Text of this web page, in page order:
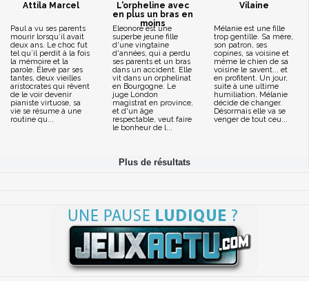
Attila Marcel
Paul a vu ses parents
mourir lorsqu’il avait
deux ans. Le choc fut
tel qu’il perdit à la fois
la mémoire et la
parole. Élevé par ses
tantes, deux vieilles
aristocrates qui rêvent
de le voir devenir
pianiste virtuose, sa
vie se résume à une
routine qu...
L'orpheline avec
en plus un bras en
moins
Eleonore est une
superbe jeune fille
d'une vingtaine
d'années, qui a perdu
ses parents et un bras
dans un accident. Elle
vit dans un orphelinat
en Bourgogne. Le
juge London
magistrat en province,
et d'un âge
respectable, veut faire
le bonheur de l...
Vilaine
Mélanie est une fille
trop gentille. Sa mère,
son patron, ses
copines, sa voisine et
même le chien de sa
voisine le savent... et
en profitent. Un jour,
suite à une ultime
humiliation, Mélanie
décide de changer.
Désormais elle va se
venger de tout ceu...